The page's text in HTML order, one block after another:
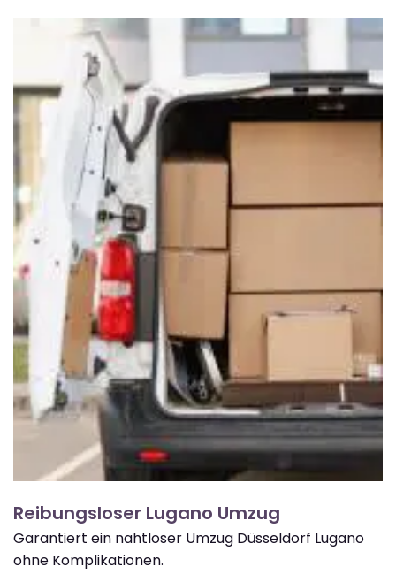
Reibungsloser Lugano Umzug
Garantiert ein nahtloser Umzug Düsseldorf Lugano
ohne Komplikationen.